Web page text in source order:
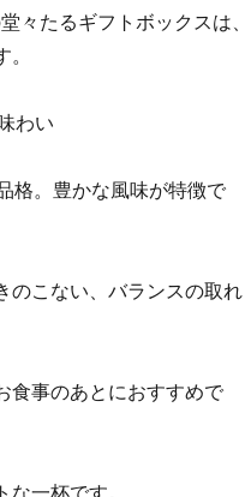
々たるギフトボックスは、
わい
格。豊かな風味が特徴で
のこない、バランスの取れ
食事のあとにおすすめで
一杯です。